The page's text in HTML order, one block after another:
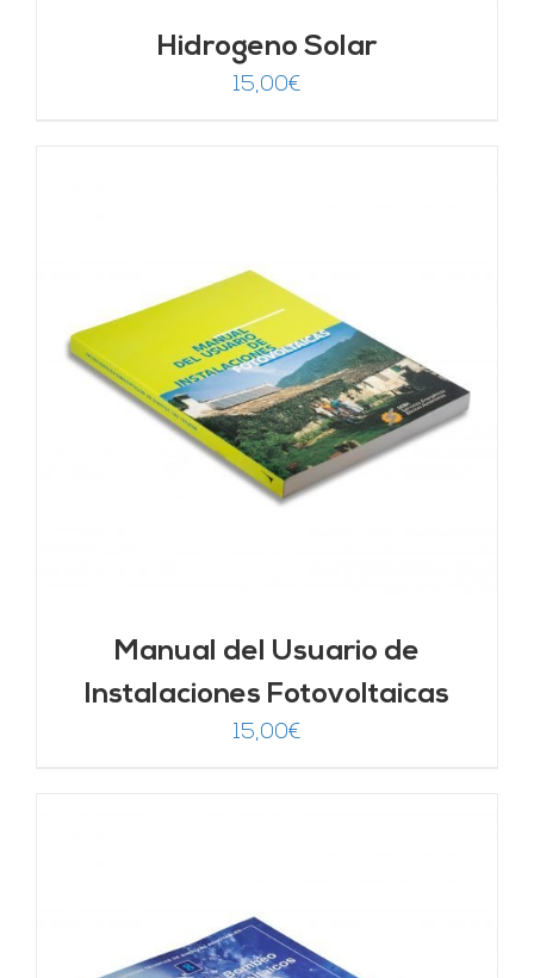
Hidrogeno Solar
15,00€
Manual del Usuario de
Instalaciones Fotovoltaicas
15,00€